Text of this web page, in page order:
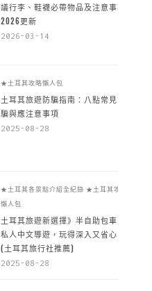
議行李、鞋襪必帶物品及注意事項
2026更新
2026-03-14
★土耳其攻略懶人包
土耳其旅遊防騙指南：八點常見詐
騙與應注意事項
2025-08-28
★土耳其各景點介紹全紀錄 ★土耳其攻略
懶人包
土耳其旅遊新選擇》半自助包車 +
私人中文導遊，玩得深入又省心
(土耳其旅行社推薦)
2025-08-28